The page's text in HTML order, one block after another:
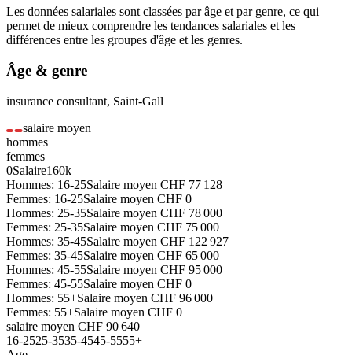
Les données salariales sont classées par âge et par genre, ce qui
permet de mieux comprendre les tendances salariales et les
différences entre les groupes d'âge et les genres.
Âge & genre
insurance consultant, Saint-Gall
salaire moyen
hommes
femmes
0Salaire160k
Hommes: 16-25Salaire moyen CHF 77 128
Femmes: 16-25Salaire moyen CHF 0
Hommes: 25-35Salaire moyen CHF 78 000
Femmes: 25-35Salaire moyen CHF 75 000
Hommes: 35-45Salaire moyen CHF 122 927
Femmes: 35-45Salaire moyen CHF 65 000
Hommes: 45-55Salaire moyen CHF 95 000
Femmes: 45-55Salaire moyen CHF 0
Hommes: 55+Salaire moyen CHF 96 000
Femmes: 55+Salaire moyen CHF 0
salaire moyen CHF 90 640
16-2525-3535-4545-5555+